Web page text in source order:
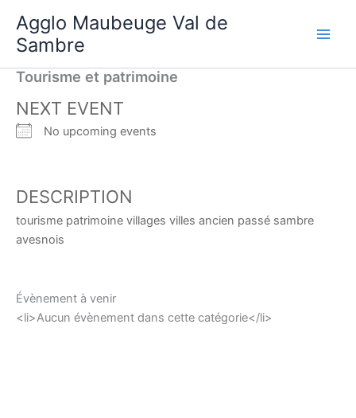
contenu
Agglo Maubeuge Val de
Sambre
Tourisme et patrimoine
NEXT EVENT
No upcoming events
DESCRIPTION
tourisme patrimoine villages villes ancien passé sambre
avesnois
Évènement à venir
<li>Aucun évènement dans cette catégorie</li>